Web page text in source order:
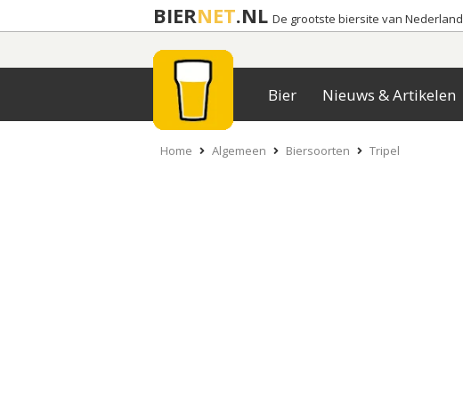
BIERNET.NL De grootste biersite van Nederland
Bier Nieuws & Artikelen
Home Algemeen Biersoorten Tripel